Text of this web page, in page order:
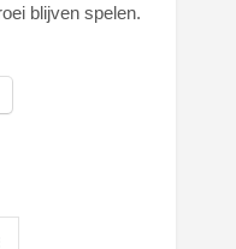
blijven spelen.